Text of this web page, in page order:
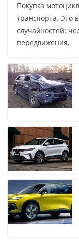
Покупка
транспорта. Это
случайностей:
передвижения,